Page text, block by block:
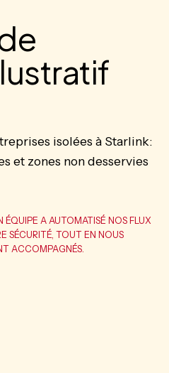
isolées à Starlink:
et zones non desservies
ÉQUIPE A AUTOMATISÉ NOS FLUX
SÉCURITÉ, TOUT EN NOUS
ACCOMPAGNÉS.